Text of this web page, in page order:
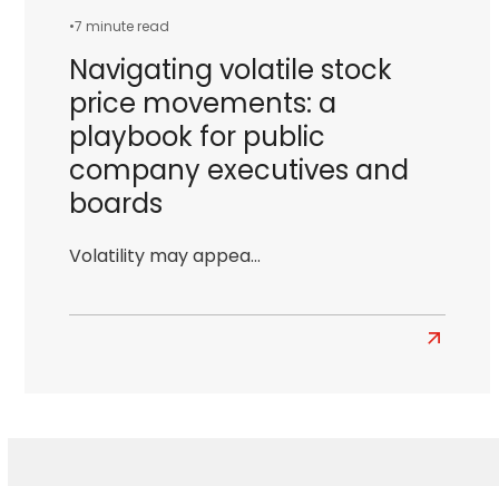
•7 minute read
Navigating volatile stock
price movements: a
playbook for public
company executives and
boards
Volatility may appea…
Read